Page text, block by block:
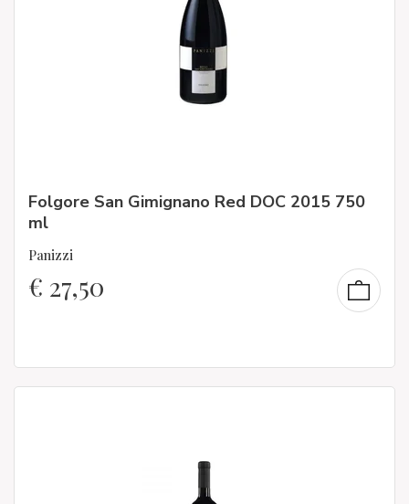
Folgore San Gimignano Red DOC 2015 750
ml
Panizzi
€ 27,50